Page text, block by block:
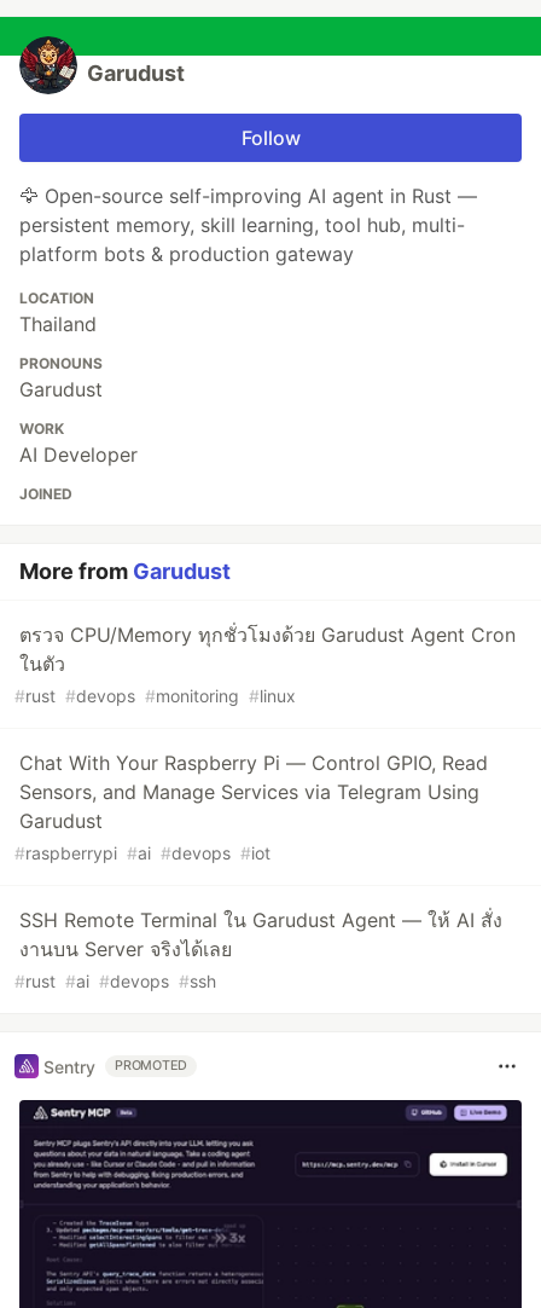
Garudust
Follow
🦅 Open-source self-improving AI agent in Rust —
persistent memory, skill learning, tool hub, multi-
platform bots & production gateway
LOCATION
Thailand
PRONOUNS
Garudust
WORK
AI Developer
JOINED
More from Garudust
ตรวจ CPU/Memory ทุกชั่วโมงด้วย Garudust Agent Cron
ในตัว
#rust #devops #monitoring #linux
Chat With Your Raspberry Pi — Control GPIO, Read
Sensors, and Manage Services via Telegram Using
Garudust
#raspberrypi #ai #devops #iot
SSH Remote Terminal ใน Garudust Agent — ให้ AI สั่ง
งานบน Server จริงได้เลย
#rust #ai #devops #ssh
Sentry PROMOTED